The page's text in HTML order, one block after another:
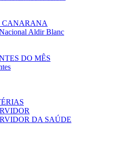
CANARANA
Aldir Blanc
DO MÊS
DA SAÚDE